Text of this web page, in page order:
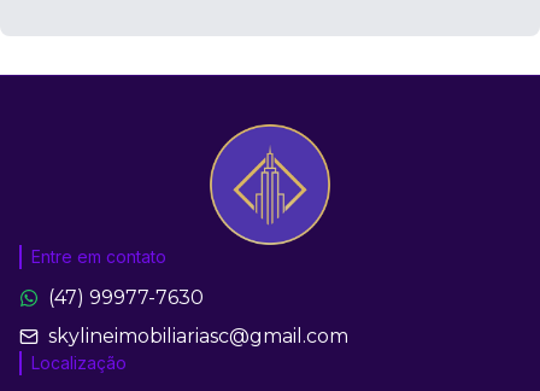
Entre em contato
(47) 99977-7630
skylineimobiliariasc@gmail.com
Localização